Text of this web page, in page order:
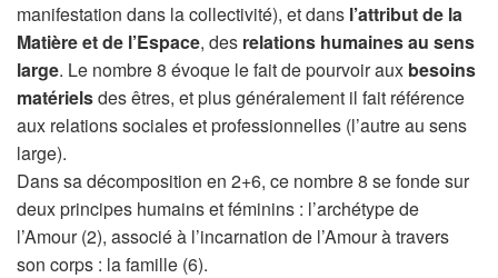
manifestation dans la collectivité), et dans l’attribut de la
Matière et de l’Espace, des relations humaines au sens
large. Le nombre 8 évoque le fait de pourvoir aux besoins
matérielsdes êtres, et plus généralement il fait référence
aux relations sociales et professionnelles (l’autre au sens
large).
Dans sa décomposition en 2+6, ce nombre 8 se fonde sur
deux principes humains et féminins : l’archétype de
l’Amour (2), associé à l’incarnation de l’Amour à travers
son corps : la famille (6).